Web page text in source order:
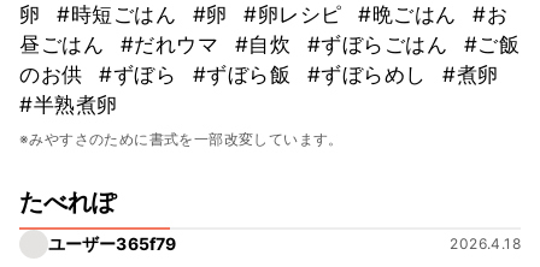
卵
#時短ごはん #卵 #卵レシピ #晩ごはん
#お
昼ごはん
#だれウマ #自炊 #ずぼらごはん
#ご飯
のお供
#ずぼら #ずぼら飯 #ずぼらめし
#煮卵
#半熟煮卵
※みやすさのために書式を一部改変しています。
たべれぽ
ユーザー365f79 2026.4.18